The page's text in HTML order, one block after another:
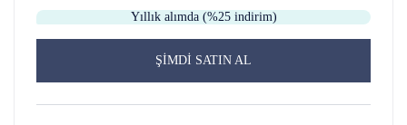
Yıllık alımda (%25 indirim)
ŞİMDİ SATIN AL